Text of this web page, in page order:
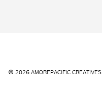
© 2026 AMOREPACIFIC CREATIVES